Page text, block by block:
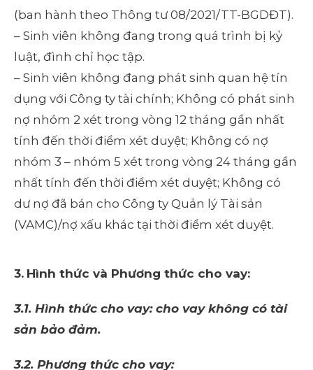
(ban hành theo Thông tư 08/2021/TT-BGDĐT).
– Sinh viên không đang trong quá trình bị kỷ
luật, đình chỉ học tập.
– Sinh viên không đang phát sinh quan hệ tín
dụng với Công ty tài chính; Không có phát sinh
nợ nhóm 2 xét trong vòng 12 tháng gần nhất
tính đến thời điểm xét duyệt; Không có nợ
nhóm 3 – nhóm 5 xét trong vòng 24 tháng gần
nhất tính đến thời điểm xét duyệt; Không có
dư nợ đã bán cho Công ty Quản lý Tài sản
(VAMC)/nợ xấu khác tại thời điểm xét duyệt.
3. Hình thức và Phương thức cho vay:
3.1. Hình thức cho vay: cho vay không có tài
sản bảo đảm.
3.2. Phương thức cho vay: